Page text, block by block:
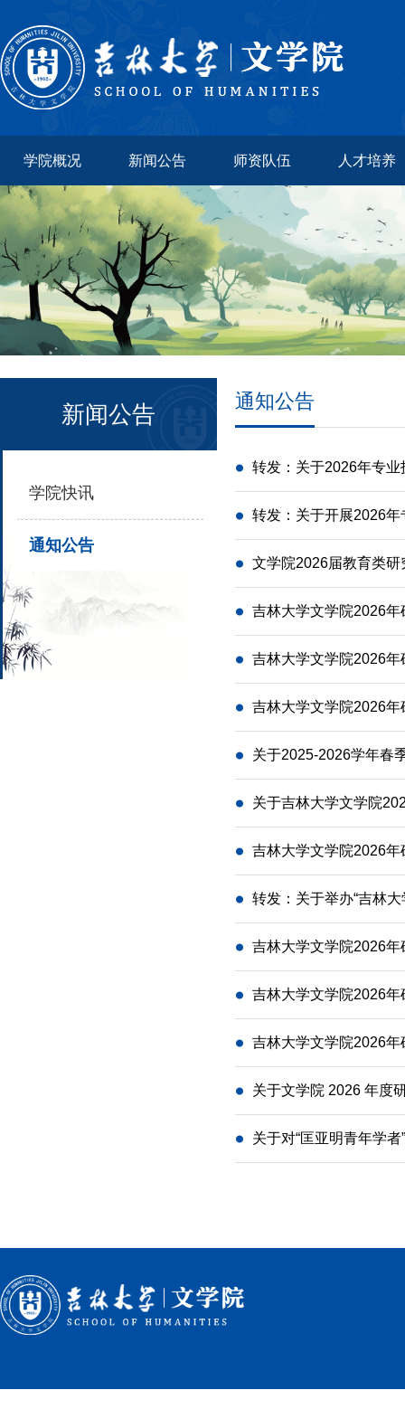
学院概况 新闻公告 师资队伍 人才培养
新闻公告
学院快讯
通知公告
通知公告
转发：关于2026年专
转发：关于开展2026
文学院2026届教育类
吉林大学文学院2026
吉林大学文学院2026
吉林大学文学院2026
关于2025-2026学年春
关于吉林大学文学院
吉林大学文学院2026
转发：关于举办“吉林
吉林大学文学院2026
吉林大学文学院2026
吉林大学文学院2026
关于文学院 2026 年度
关于对“匡亚明青年学